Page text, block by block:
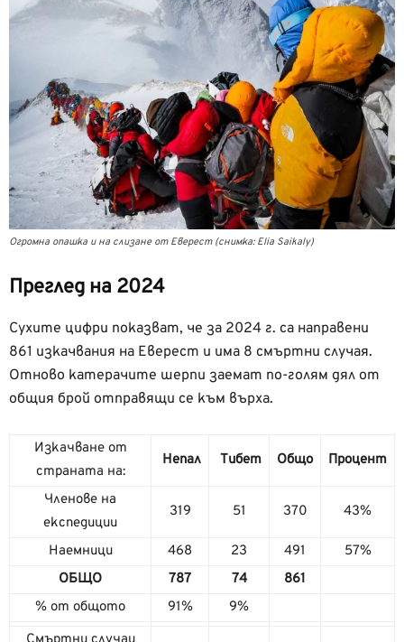
Огромна опашка и на слизане от Еверест (снимка: Elia Saikaly)
Преглед на 2024
Сухите цифри показват, че за 2024 г. са направени
861 изкачвания на Еверест и има 8 смъртни случая.
Отново катерачите шерпи заемат по-голям дял от
общия брой отправящи се към върха.
Изкачване от
страната на:
Непал Тибет Общо Процент
Членове на
експедиции
319 51 370 43%
Наемници 468 23 491
57%
ОБЩО
787 74
861
% от общото
91%
9%